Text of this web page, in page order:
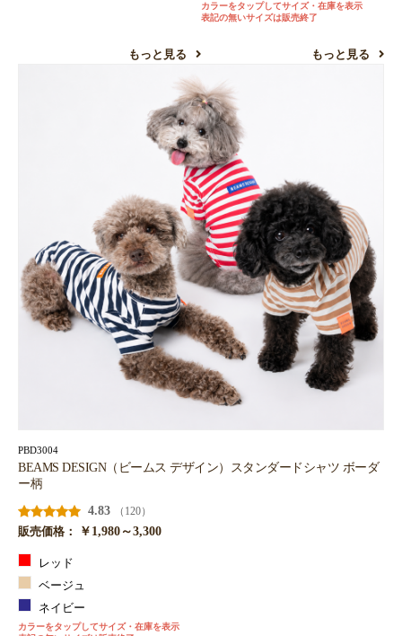
もっと見る
カラーをタップしてサイズ・在庫を表示
表記の無いサイズは販売終了
もっと見る
PBD3004
BEAMS DESIGN（ビームス デザイン）スタンダードシャツ ボーダ
ー柄
4.83
（120）
販売価格：
￥1,980～3,300
レッド
ベージュ
ネイビー
カラーをタップしてサイズ・在庫を表示